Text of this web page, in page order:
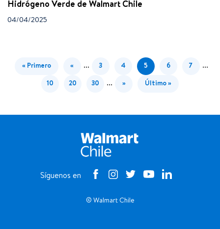
Hidrógeno Verde de Walmart Chile
04/04/2025
« Primero « ... 3 4 5 6 7 ...
10 20 30 ... » Último »
Síguenos en
© Walmart Chile